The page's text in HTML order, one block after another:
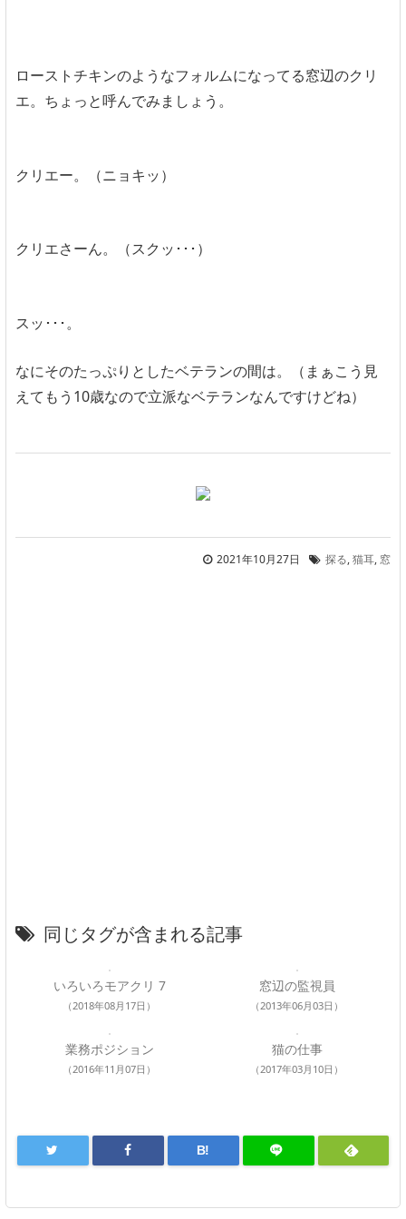
ローストチキンのようなフォルムになってる窓辺のクリ
エ。ちょっと呼んでみましょう。
クリエー。（ニョキッ）
クリエさーん。（スクッ･･･）
スッ･･･。
なにそのたっぷりとしたベテランの間は。（まぁこう見
えてもう10歳なので立派なベテランなんですけどね）
2021年10月27日 探る,猫耳, 窓
同じタグが含まれる記事
いろいろモアクリ 7
（2018年08月17日）
窓辺の監視員
（2013年06月03日）
業務ポジション
（2016年11月07日）
猫の仕事
（2017年03月10日）
B!